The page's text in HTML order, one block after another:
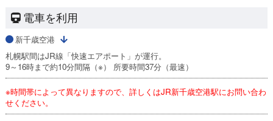
電車を利用
新千歳空港
札幌駅間はJR線「快速エアポート」が運行。
9～16時まで約10分間隔（※） 所要時間37分（最速）
※時間帯によって異なりますので、詳しくはJR新千歳空港駅にお問い合わ
せください。